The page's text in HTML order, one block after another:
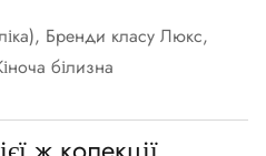
Бренди класу Люкс,
білизна